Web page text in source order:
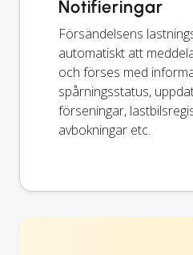
Notifieringar
Försändelsens
automatiskt att
och förses med
spårningsstatus,
förseningar,
avbokningar etc.